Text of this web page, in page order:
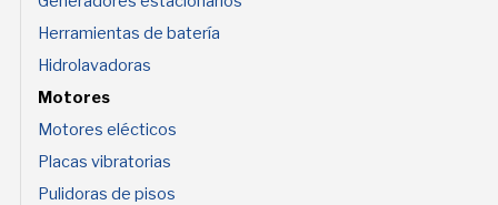
Herramientas de batería
Hidrolavadoras
Motores
Motores elécticos
Placas vibratorias
Pulidoras de pisos